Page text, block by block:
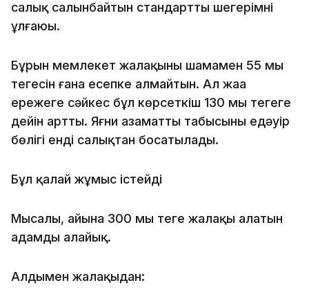
салық салынбайтын стандартты шегерімнің
ұлғаюы.
Бұрын мемлекет жалақының шамамен 55 мың
теңгесін ғана есепке алмайтын. Ал жаңа
ережеге сәйкес бұл көрсеткіш 130 мың теңгеге
дейін артты. Яғни азаматтың табысының едәуір
бөлігі енді салықтан босатылады.
Бұл қалай жұмыс істейді
Мысалы, айына 300 мың теңге жалақы алатын
адамды алайық.
Алдымен жалақыдан: